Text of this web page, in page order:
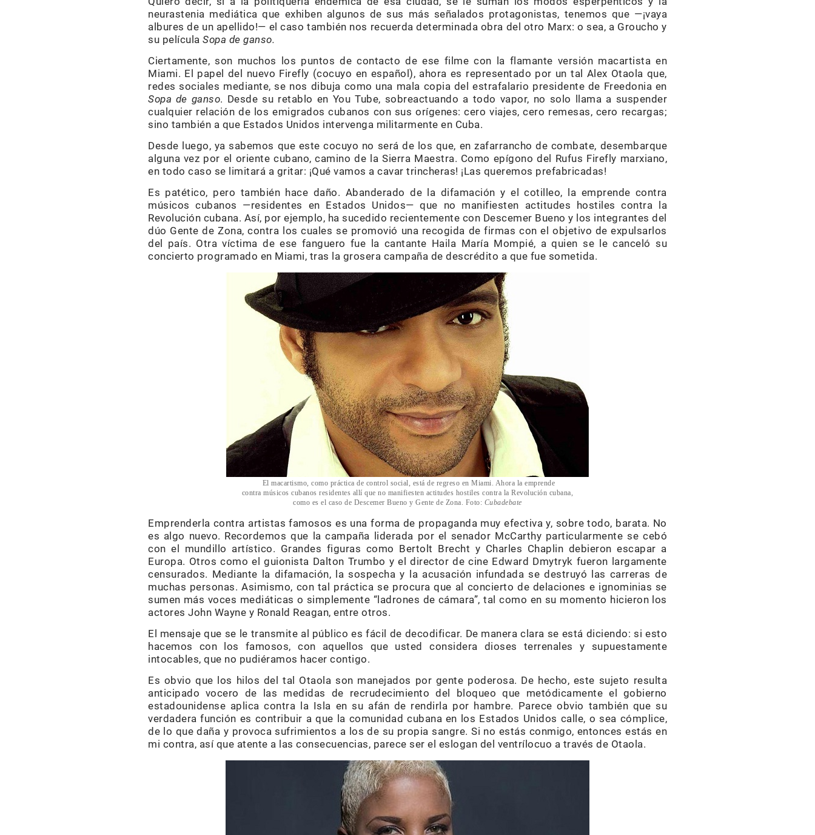
neurastenia mediática que exhiben algunos de sus más señalados protagonistas, tenemos que —¡vaya
albures de un apellido!— el caso también nos recuerda determinada obra del otro Marx: o sea, a Groucho y
su película Sopa de ganso.
Ciertamente, son muchos los puntos de contacto de ese filme con la flamante versión macartista en
Miami. El papel del nuevo Firefly (cocuyo en español), ahora es representado por un tal Alex Otaola que,
redes sociales mediante, se nos dibuja como una mala copia del estrafalario presidente de Freedonia en
Sopa de ganso. Desde su retablo en You Tube, sobreactuando a todo vapor, no solo llama a suspender
cualquier relación de los emigrados cubanos con sus orígenes: cero viajes, cero remesas, cero recargas;
sino también a que Estados Unidos intervenga militarmente en Cuba.
Desde luego, ya sabemos que este cocuyo no será de los que, en zafarrancho de combate, desembarque
alguna vez por el oriente cubano, camino de la Sierra Maestra. Como epígono del Rufus Firefly marxiano,
en todo caso se limitará a gritar: ¡Qué vamos a cavar trincheras! ¡Las queremos prefabricadas!
Es patético, pero también hace daño. Abanderado de la difamación y el cotilleo, la emprende contra
músicos cubanos —residentes en Estados Unidos— que no manifiesten actitudes hostiles contra la
Revolución cubana. Así, por ejemplo, ha sucedido recientemente con Descemer Bueno y los integrantes del
dúo Gente de Zona, contra los cuales se promovió una recogida de firmas con el objetivo de expulsarlos
del país. Otra víctima de ese fanguero fue la cantante Haila María Mompié, a quien se le canceló su
concierto programado en Miami, tras la grosera campaña de descrédito a que fue sometida.
El macartismo, como práctica de control social, está de regreso en Miami. Ahora la emprende
contra músicos cubanos residentes allí que no manifiesten actitudes hostiles contra la Revolución cubana,
como es el caso de Descemer Bueno y Gente de Zona. Foto: Cubadebate
Emprenderla contra artistas famosos es una forma de propaganda muy efectiva y, sobre todo, barata. No
es algo nuevo. Recordemos que la campaña liderada por el senador McCarthy particularmente se cebó
con el mundillo artístico. Grandes figuras como Bertolt Brecht y Charles Chaplin debieron escapar a
Europa. Otros como el guionista Dalton Trumbo y el director de cine Edward Dmytryk fueron largamente
censurados. Mediante la difamación, la sospecha y la acusación infundada se destruyó las carreras de
muchas personas. Asimismo, con tal práctica se procura que al concierto de delaciones e ignominias se
sumen más voces mediáticas o simplemente “ladrones de cámara”, tal como en su momento hicieron los
actores John Wayne y Ronald Reagan, entre otros.
El mensaje que se le transmite al público es fácil de decodificar. De manera clara se está diciendo: si esto
hacemos con los famosos, con aquellos que usted considera dioses terrenales y supuestamente
intocables, que no pudiéramos hacer contigo.
Es obvio que los hilos del tal Otaola son manejados por gente poderosa. De hecho, este sujeto resulta
anticipado vocero de las medidas de recrudecimiento del bloqueo que metódicamente el gobierno
estadounidense aplica contra la Isla en su afán de rendirla por hambre. Parece obvio también que su
verdadera función es contribuir a que la comunidad cubana en los Estados Unidos calle, o sea cómplice,
de lo que daña y provoca sufrimientos a los de su propia sangre. Si no estás conmigo, entonces estás en
mi contra, así que atente a las consecuencias, parece ser el eslogan del ventrílocuo a través de Otaola.